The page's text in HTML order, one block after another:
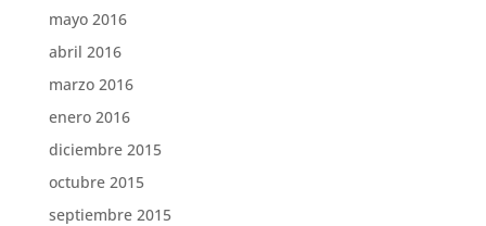
mayo 2016
abril 2016
marzo 2016
enero 2016
diciembre 2015
octubre 2015
septiembre 2015